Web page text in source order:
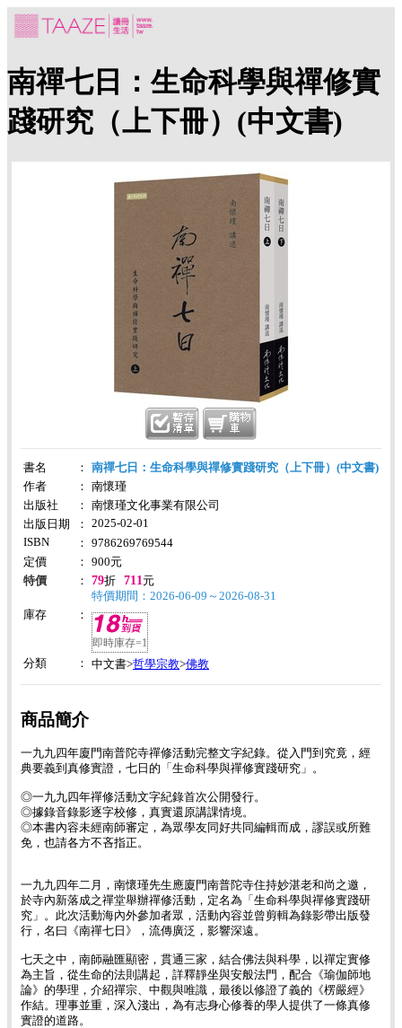
南禪七日：生命科學與禪修實
踐研究（上下冊）(中文書)
書名 ：
南禪七日：生命科學與禪修實踐研究（上下冊）(中文書)
作者
：
南懷瑾
出版社
：
南懷瑾文化事業有限公司
出版日期
：
2025-02-01
ISBN
：
9786269769544
定價
： 900元
特價
： 79折 711 元
特價期間：2026-06-09～2026-08-31
庫存
：
即時庫存=1
分類
： 中文書>哲學宗教>佛教
商品簡介
一九九四年廈門南普陀寺禪修活動完整文字紀錄。從入門到究竟，經
典要義到真修實證，七日的「生命科學與禪修實踐研究」。
◎一九九四年禪修活動文字紀錄首次公開發行。
◎據錄音錄影逐字校修，真實還原講課情境。
◎本書內容未經南師審定，為眾學友同好共同編輯而成，謬誤或所難
免，也請各方不吝指正。
一九九四年二月，南懷瑾先生應廈門南普陀寺住持妙湛老和尚之邀，
於寺內新落成之禪堂舉辦禪修活動，定名為「生命科學與禪修實踐研
究」。此次活動海內外參加者眾，活動內容並曾剪輯為錄影帶出版發
行，名曰《南禪七日》，流傳廣泛，影響深遠。
七天之中，南師融匯顯密，貫通三家，結合佛法與科學，以禪定實修
為主旨，從生命的法則講起，詳釋靜坐與安般法門，配合《瑜伽師地
論》的學理，介紹禪宗、中觀與唯識，最後以修證了義的《楞嚴經》
作結。理事並重，深入淺出，為有志身心修養的學人提供了一條真修
實證的道路。